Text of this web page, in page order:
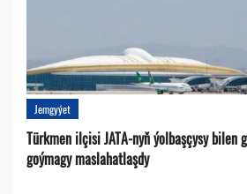
Jemgyýet
Türkmen ilçisi JATA-nyň ýolbaşçysy bilen
goýmagy maslahatlaşdy